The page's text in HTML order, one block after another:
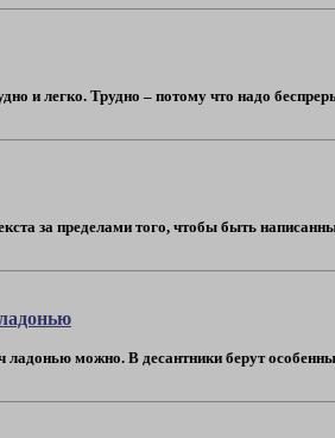
и легко. Трудно – потому что надо
за пределами того, чтобы быть
ладонью можно. В десантники берут